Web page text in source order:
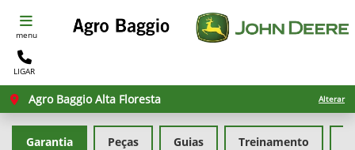
menu
LIGAR
Agro Baggio Alta Floresta Alterar
Peças
Garantia Guias Treinamento